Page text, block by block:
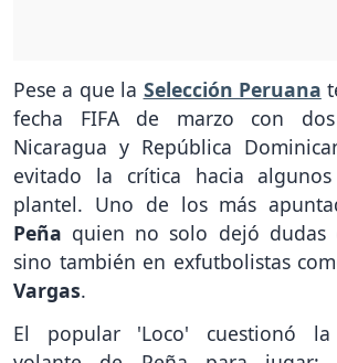
Pese a que la Selección Peruana
fecha FIFA de marzo con
Nicaragua y República
evitado la crítica hacia
plantel. Uno de los más
Peña quien no solo dejó dudas
sino también en exfutbolistas
Vargas.
El popular 'Loco' cuestionó